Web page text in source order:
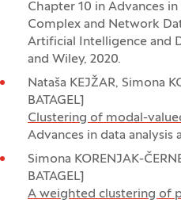
Chapter 10 in Advances
Complex and Network
Artificial Intelligence and
and Wiley, 2020.
Nataša KEJŽAR, Simona
BATAGELJ
Clustering of modal-
Advances in data analysis
Simona KORENJAK-
BATAGELJ
A weighted clustering of